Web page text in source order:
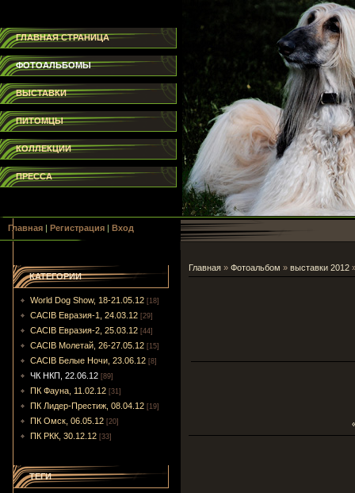
ГЛАВНАЯ СТРАНИЦА
ФОТОАЛЬБОМЫ
ВЫСТАВКИ
ПИТОМЦЫ
КОЛЛЕКЦИИ
ПРЕССА
Главная | Регистрация | Вход
КАТЕГОРИИ
World Dog Show, 18-21.05.12 [18]
CACIB Евразия-1, 24.03.12 [29]
CACIB Евразия-2, 25.03.12 [44]
CACIB Молетай, 26-27.05.12 [15]
CACIB Белые Ночи, 23.06.12 [8]
ЧК НКП, 22.06.12 [89]
ПК Фауна, 11.02.12 [31]
ПК Лидер-Престиж, 08.04.12 [19]
ПК Омск, 06.05.12 [20]
ПК РКК, 30.12.12 [33]
ТЕГИ
Главная » Фотоальбом » выставки 2012